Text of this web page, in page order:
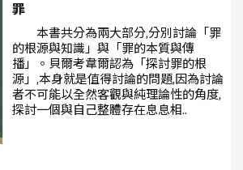
罪
本書共分為兩大部分,分別討論「罪
的根源與知識」與「罪的本質與傳
播」。貝爾考韋爾認為「探討罪的根
源」,本身就是值得討論的問題,因為討論
者不可能以全然客觀與純理論性的角度,
探討一個與自己整體存在息息相..